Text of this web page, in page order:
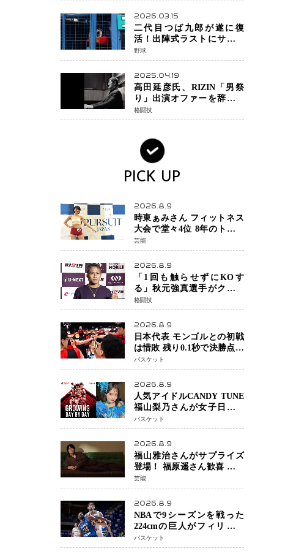
2026.03.15
二代目つば九郎が遂に復
活！出陣式ラストにサプラ
イズ登場で神宮が歓喜
野球
2025.04.19
高田延彦氏、RIZIN「男祭
り」出演オファーを辞退
統括本部長時代の役目「す
でに終えています」と明言
格闘技
PICK UP
2026.8.9
時東ぁみさん フィットネス
大会で堂々4位 8年のトレー
ニングが生んだ健康美「4位
になってホッとしていま
す」
芸能
2026.8.9
「1回も触らせずにKOす
る」秋元強真選手がクレベ
ル・コイケ戦に自信 青木
真也と2カ月の寝技対策「引
き込まれても大丈夫」
格闘技
2026.8.9
日本代表 モンゴルとの初戦
は惜敗 残り0.1秒で決勝点を
許すもハーパージュニア15
得点 カーク18得点と存在感
バスケット
2026.8.9
人気アイドルCANDY TUNE
福山梨乃さんが女子日本代
表戦に登場 8月14日「三井不
動産カップ」でスペシャル
ゲスト 大のバスケ好きと
して魅力を発信
バスケット
2026.8.9
福山雅治さんがサプライズ
登場！ 福原遥さん歓喜 主演
映画『あの星が降る丘で、
君とまた出会いたい。』舞
台あいさつ
芸能
2026.8.9
NBAで9シーズンを戦った
224cmの巨人がフィリピン
へ ボバン・マリヤノビッチ
ジョーンズカップで新たな
バスケット